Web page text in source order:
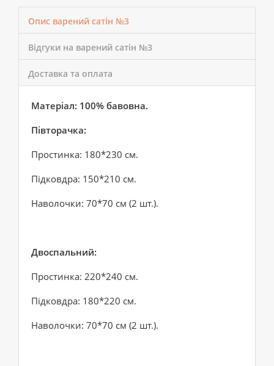
Опис варений сатін №3
Відгуки на варений сатін №3
Доставка та оплата
Матеріал: 100% бавовна.
Півторачка:
Простинка: 180*230 см.
Підковдра: 150*210 см.
Наволочки: 70*70 см (2 шт.).
Двоспальний:
Простинка: 220*240 см.
Підковдра: 180*220 см.
Наволочки: 70*70 см (2 шт.).